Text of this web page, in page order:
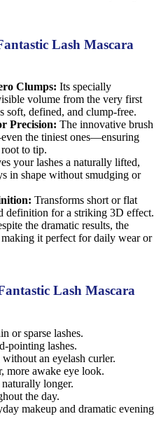
Lash Mascara
Clumps: Its specially
volume from the very first
soft, defined, and clump-free.
Precision: The innovative brush
the tiniest ones—ensuring
to tip.
your lashes a naturally lifted,
in shape without smudging or
Transforms short or flat
definition for a striking 3D effect.
the dramatic results, the
it perfect for daily wear or
Lash Mascara
or sparse lashes.
pointing lashes.
an eyelash curler.
more awake eye look.
longer.
the day.
makeup and dramatic evening